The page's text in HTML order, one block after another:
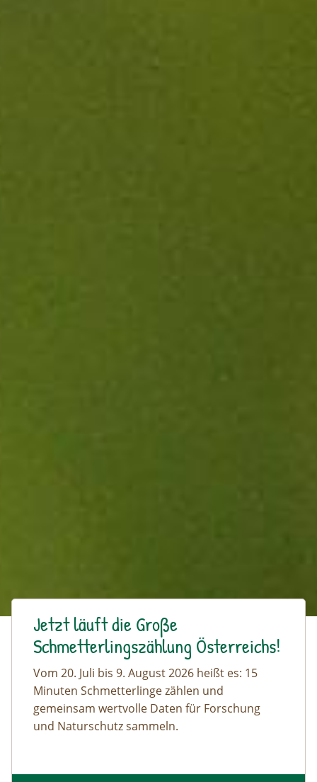
Jetzt läuft die Große
Schmetterlingszählung Österreichs!
Vom 20. Juli bis 9. August 2026 heißt es: 15
Minuten Schmetterlinge zählen und
gemeinsam wertvolle Daten für Forschung
und Naturschutz sammeln.